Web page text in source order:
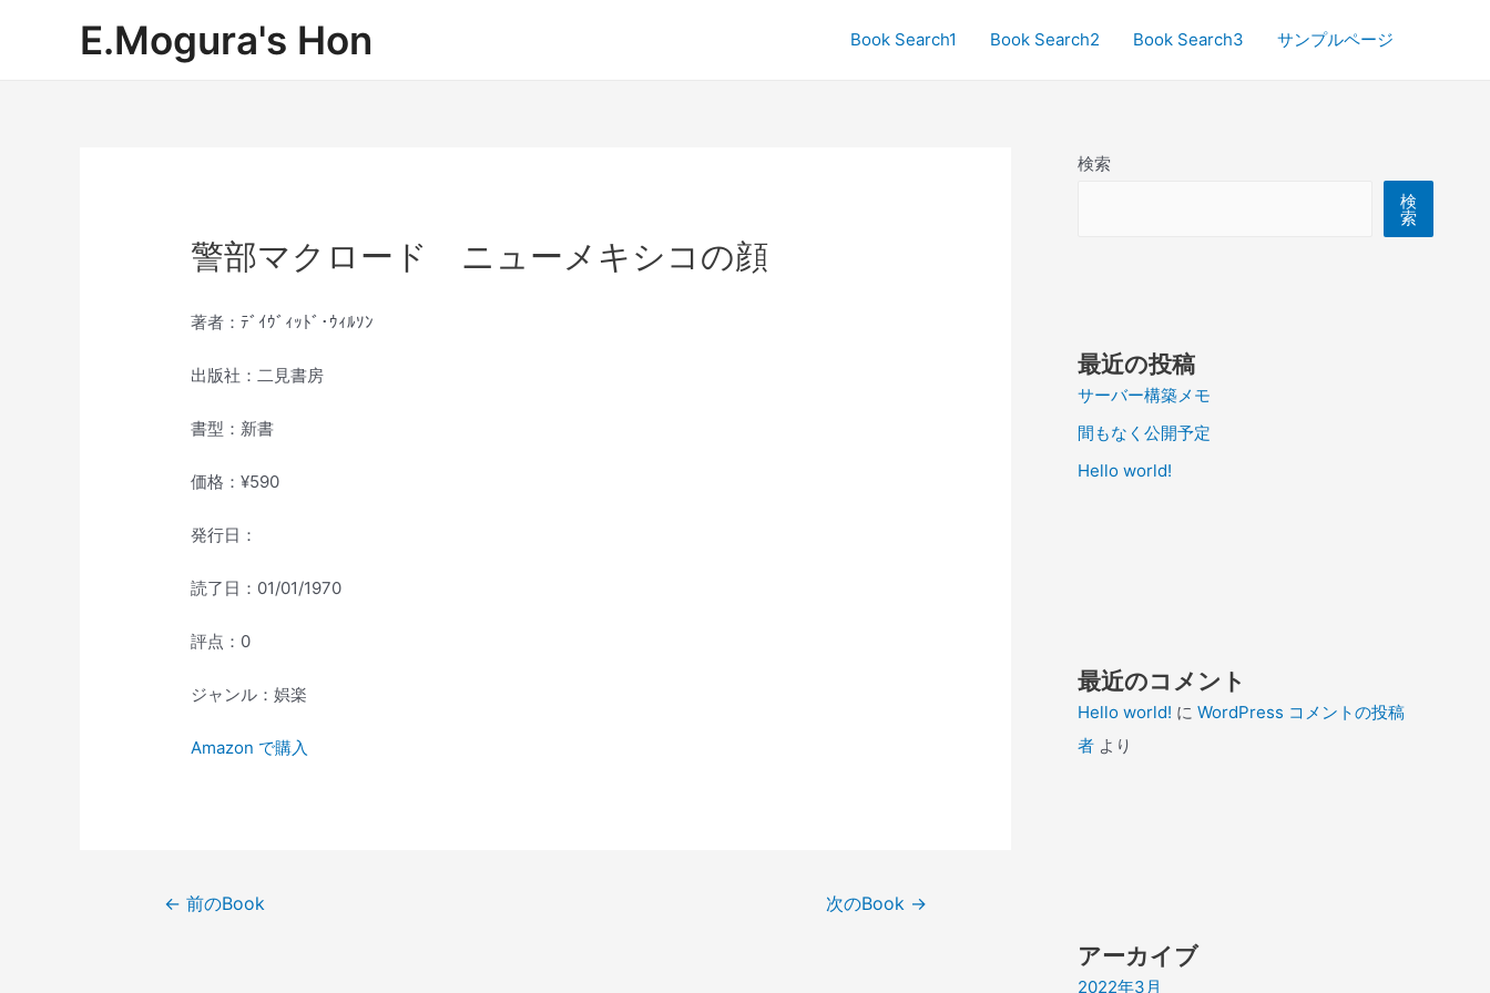
E.Mogura's Hon Book Search1 Book Search2 Book Search3 サンプルページ
警部マクロード ニューメキシコの顔
著者：ﾃﾞｲｳﾞｨｯﾄﾞ･ｳｨﾙｿﾝ
出版社：二見書房
書型：新書
価格：¥590
発行日：
読了日：01/01/1970
評点：0
ジャンル：娯楽
Amazon で購入
← 前のBook 次のBook →
検索
検
索
最近の投稿
サーバー構築メモ
間もなく公開予定
Hello world!
最近のコメント
Hello world! に WordPress コメントの投稿
者 より
アーカイブ
2022年3月